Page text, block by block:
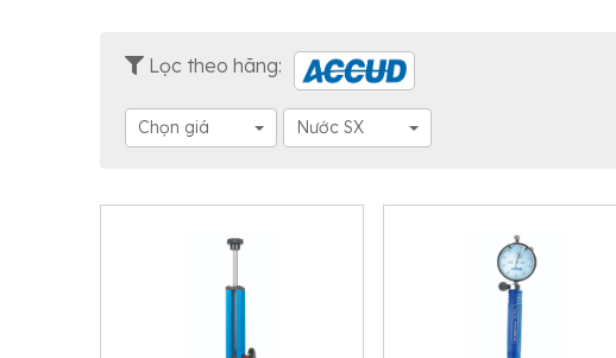
Lọc theo hãng:
Chọn giá Nước SX